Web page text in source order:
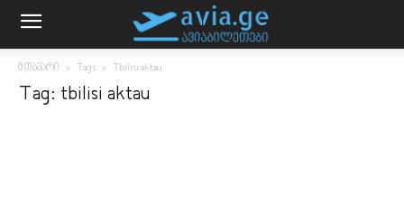
მთავარი Tags Tbilisi aktau
Tag: tbilisi aktau